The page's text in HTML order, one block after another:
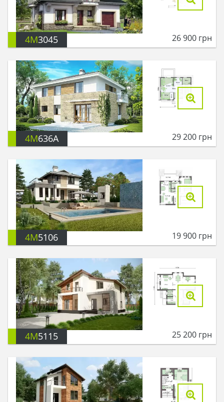
4M3045 26 900 грн
4M636A 29 200 грн
4M5106 19 900 грн
4M5115 25 200 грн